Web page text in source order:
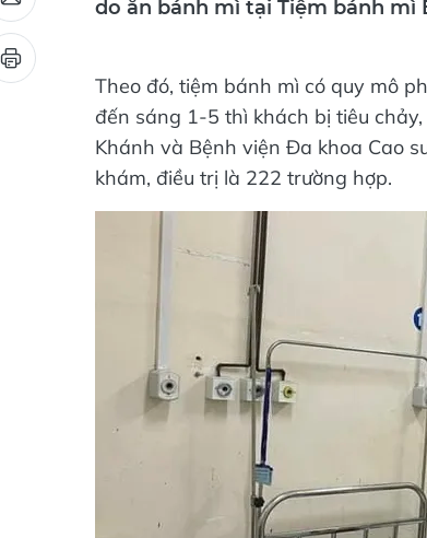
do ăn bánh mì tại Tiệm bánh mì
Theo đó, tiệm bánh mì có quy mô
đến sáng 1-5 thì khách bị tiêu
Khánh và Bệnh viện Đa khoa Cao
khám, điều trị là 222 trường hợp.